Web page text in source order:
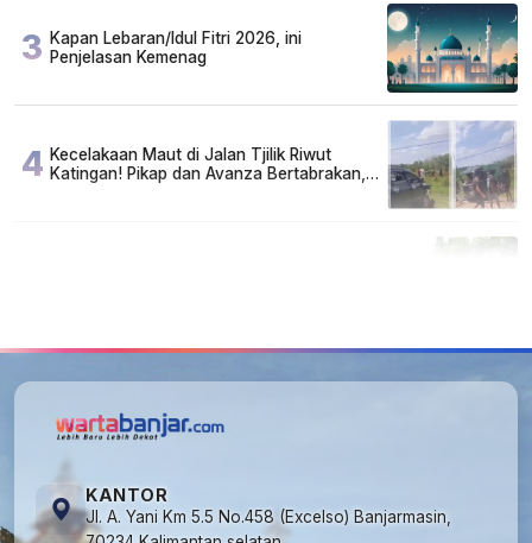
3 Kapan Lebaran/Idul Fitri 2026, ini
Penjelasan Kemenag
4 Kecelakaan Maut di Jalan Tjilik Riwut
Katingan! Pikap dan Avanza Bertabrakan,
KANTOR
Jl. A. Yani Km 5.5 No.458 (Excelso) Banjarmasin,